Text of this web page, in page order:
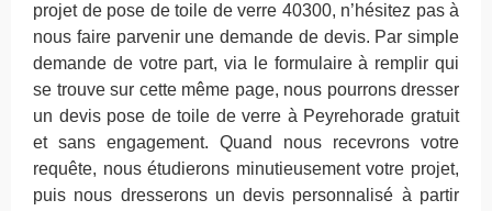
projet de pose de toile de verre 40300, n’hésitez pas à
nous faire parvenir une demande de devis. Par simple
demande de votre part, via le formulaire à remplir qui
se trouve sur cette même page, nous pourrons dresser
un devis pose de toile de verre à Peyrehorade gratuit
et sans engagement. Quand nous recevrons votre
requête, nous étudierons minutieusement votre projet,
puis nous dresserons un devis personnalisé à partir